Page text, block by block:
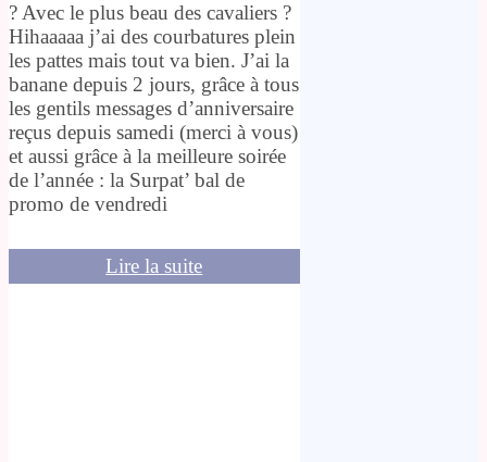
? Avec le plus beau des cavaliers ?
Hihaaaaa j’ai des courbatures plein
les pattes mais tout va bien. J’ai la
banane depuis 2 jours, grâce à tous
les gentils messages d’anniversaire
reçus depuis samedi (merci à vous)
et aussi grâce à la meilleure soirée
de l’année : la Surpat’ bal de
promo de vendredi
Lire la suite